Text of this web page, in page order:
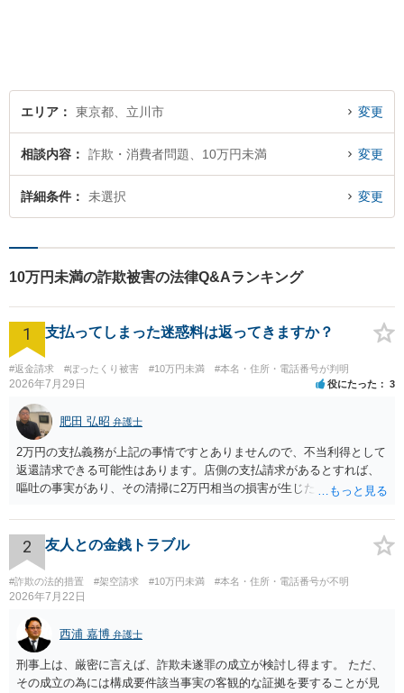
エリア 東京都、立川市 変更
相談内容 詐欺・消費者問題、10万円未満 変更
詳細条件 未選択 変更
10万円未満の詐欺被害の法律Q&Aランキング
1 支払ってしまった迷惑料は返ってきますか？
#返金請求 #ぼったくり被害 #10万円未満 #本名・住所・電話番号が判明
2026年7月29日 役にたった 3
肥田 弘昭 弁護士
2万円の支払義務が上記の事情ですとありませんので、不当利得として
返還請求できる可能性はあります。店側の支払請求があるとすれば、
嘔吐の事実があり、その清掃に2万円相当の損害が生じた場合です。ご
2 友人との金銭トラブル
#詐欺の法的措置 #架空請求 #10万円未満 #本名・住所・電話番号が不明
2026年7月22日
西浦 嘉博 弁護士
刑事上は、厳密に言えば、詐欺未遂罪の成立が検討し得ます。 ただ、
その成立の為には構成要件該当事実の客観的な証拠を要することが見